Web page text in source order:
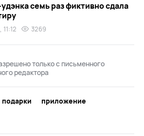
семь раз фиктивно сдала
3269
только с письменного
редактора
подарки
приложение